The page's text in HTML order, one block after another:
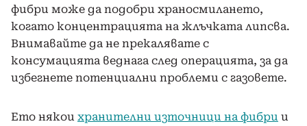
фибри може да подобри храносмилането,
когато концентрацията на жлъчката липсва.
Внимавайте да не прекалявате с
консумацията веднага след операцията, за да
избегнете потенциални проблеми с газовете.
Ето някои хранителни източници на фибри и